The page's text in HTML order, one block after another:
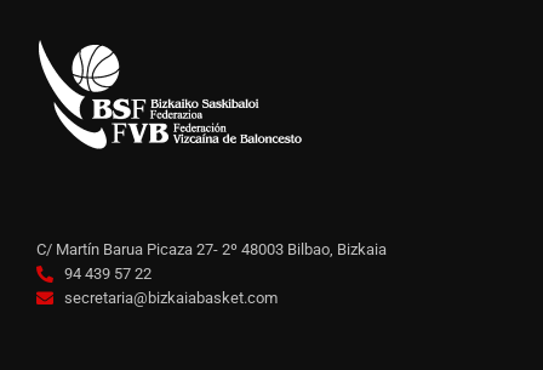
C/ Martín Barua Picaza 27- 2º 48003 Bilbao, Bizkaia
94 439 57 22
secretaria@bizkaiabasket.com